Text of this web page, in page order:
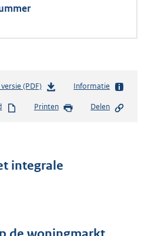
(PDF)b
s
s
t
Informatie
Printen Delen
integrale